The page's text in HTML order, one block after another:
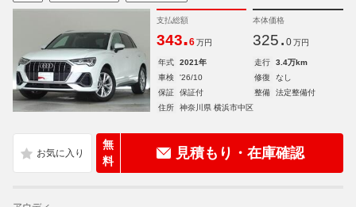
支払総額
343.6 万円
本体価格
325. 0 万円
年式 2021年 走行
3.4万km
車検
'26/10 修復
なし
保証
保証付 整備
法定整備付
住所
神奈川県 横浜市中区
無
料
見積もり・在庫確認